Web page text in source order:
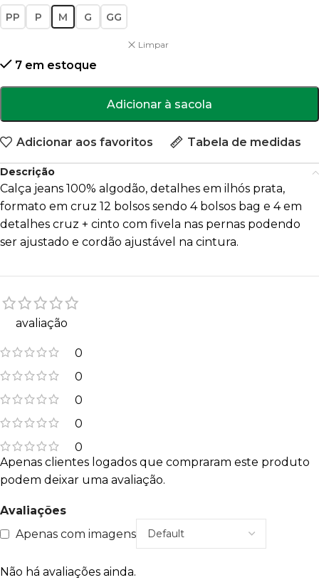
PP P M G GG
Limpar
7 em estoque
Adicionar à sacola
Adicionar aos favoritos Tabela de medidas
Descrição
Calça jeans 100% algodão, detalhes em ilhós prata,
formato em cruz 12 bolsos sendo 4 bolsos bag e 4 em
detalhes cruz + cinto com fivela nas pernas podendo
ser ajustado e cordão ajustável na cintura.
avaliação
0
0
0
0
0
Avaliações
Apenas com imagens
Não há avaliações ainda.
Apenas clientes logados que compraram este produto
podem deixar uma avaliação.